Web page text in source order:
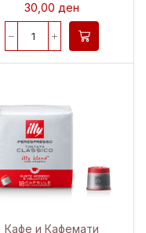
30,00 ден
Кафе и Кафемати